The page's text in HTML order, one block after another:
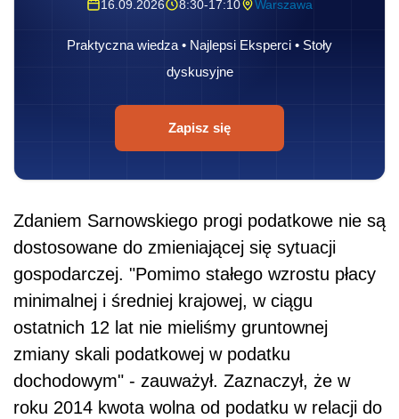
16.09.2026 8:30-17:10 Warszawa
Praktyczna wiedza • Najlepsi Eksperci • Stoły
dyskusyjne
Zapisz się
Zdaniem Sarnowskiego progi podatkowe nie są
dostosowane do zmieniającej się sytuacji
gospodarczej. "Pomimo stałego wzrostu płacy
minimalnej i średniej krajowej, w ciągu
ostatnich 12 lat nie mieliśmy gruntownej
zmiany skali podatkowej w podatku
dochodowym" - zauważył. Zaznaczył, że w
roku 2014 kwota wolna od podatku w relacji do